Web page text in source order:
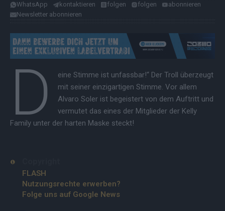
WhatsApp
kontaktieren folgen folgen
abonnieren
Newsletter abonnieren
D
eine Stimme ist unfassbar!“ Der Troll überzeugt
mit seiner einzigartigen Stimme. Vor allem
Alvaro Soler ist begeistert von dem Auftritt und
vermutet das eines der Mitglieder der Kelly
Family unter der harten Maske steckt!
FLASH
Nutzungsrechte erwerben?
Folge uns auf Google News